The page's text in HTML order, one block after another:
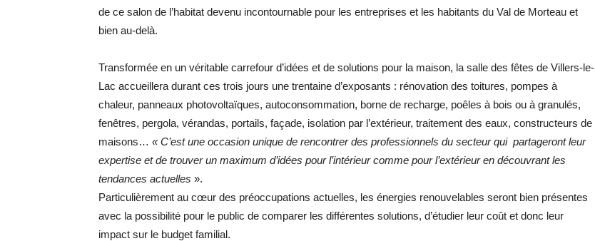
de ce salon de l’habitat devenu incontournable pour les entreprises et les habitants du Val de Morteau et
bien au-delà.
Transformée en un véritable carrefour d’idées et de solutions pour la maison, la salle des fêtes de Villers-le-
Lac accueillera durant ces trois jours une trentaine d’exposants : rénovation des toitures, pompes à
chaleur, panneaux photovoltaïques, autoconsommation, borne de recharge, poêles à bois ou à granulés,
fenêtres, pergola, vérandas, portails, façade, isolation par l’extérieur, traitement des eaux, constructeurs de
maisons… « C’est une occasion unique de rencontrer des professionnels du secteur qui partageront leur
expertise et de trouver un maximum d’idées pour l’intérieur comme pour l’extérieur en découvrant les
tendances actuelles ».
Particulièrement au cœur des préoccupations actuelles, les énergies renouvelables seront bien présentes
avec la possibilité pour le public de comparer les différentes solutions, d’étudier leur coût et donc leur
impact sur le budget familial.